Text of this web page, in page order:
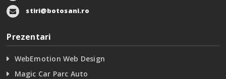
stiri@botosani.ro
Prezentari
WebEmotion Web Design
Magic Car Parc Auto